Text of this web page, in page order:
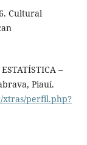
Cultural
–
Piauí.
xtras/perfil.php?